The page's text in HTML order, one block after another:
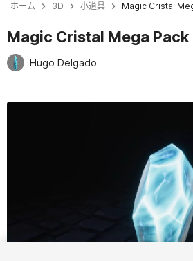
ホーム 3D 小道具 Magic Cristal
Magic Cristal Mega Pack
Hugo Delgado